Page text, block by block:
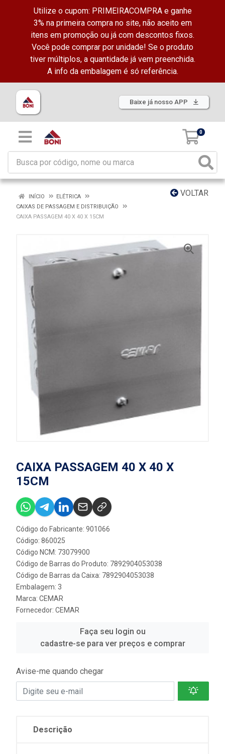
Utilize o cupom: PRIMEIRACOMPRA e ganhe
3% na primeira compra no site, não aceito em
itens em promoção ou já com descontos fixos.
Você pode comprar por unidade! Se o produto
tiver múltiplos, a quantidade já vem preenchida.
A info da embalagem é só referência.
Baixe já nosso APP
0
VOLTAR
INÍCIO
ELÉTRICA
CAIXAS DE PASSAGEM E DISTRIBUIÇÃO
CAIXA PASSAGEM 40 X 40 X 15CM
CAIXA PASSAGEM 40 X 40 X
15CM
Código do Fabricante: 901066
Código: 860025
Código NCM: 73079900
Código de Barras do Produto: 7892904053038
Código de Barras da Caixa: 7892904053038
Embalagem: 3
Marca: CEMAR
Fornecedor: CEMAR
Faça seu login ou
cadastre-se para ver preços e comprar
Avise-me quando chegar
Descrição